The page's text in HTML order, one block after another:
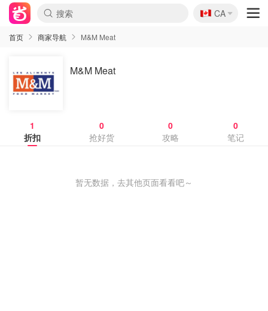
🇨🇦
CA
首页 商家导航 M&M Meat
M&M Meat
1
折扣
0
抢好货
0
攻略
0
笔记
暂无数据，去其他页面看看吧～